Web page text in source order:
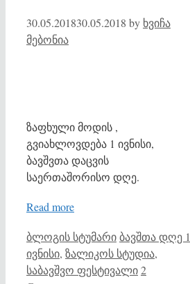
30.05.201830.05.2018 by ხვიჩა
მებონია
ზაფხული მოდის ,
გვიახლოვდება 1 ივნისი,
ბავშვთა დაცვის
საერთაშორისო დღე.
Read more
Categories
ბლოგის სტუმარიTags
ბავშთა დღე 1
ივნისი, ზალიკოს სტუდია,
საბავშვო ფესტივალი2